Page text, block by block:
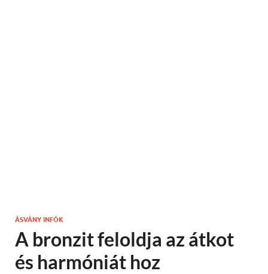
ÁSVÁNY INFÓK
A bronzit feloldja az átkot
és harmóniát hoz